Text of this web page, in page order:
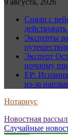
9 августа, 2026
Сняли с
Эксперты
Эксперт
ночному
EP:
из-за
Нотариус
Новостная
Случайные